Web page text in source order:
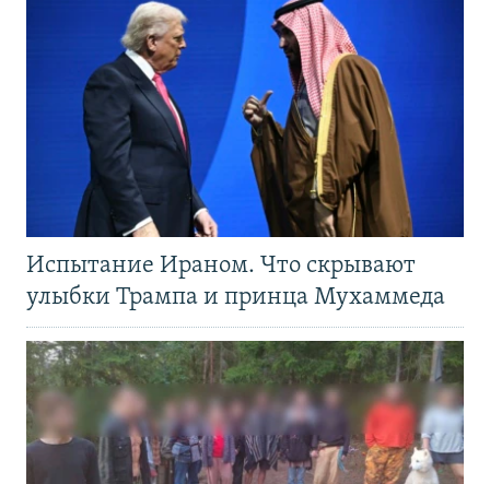
Испытание Ираном. Что скрывают
улыбки Трампа и принца Мухаммеда